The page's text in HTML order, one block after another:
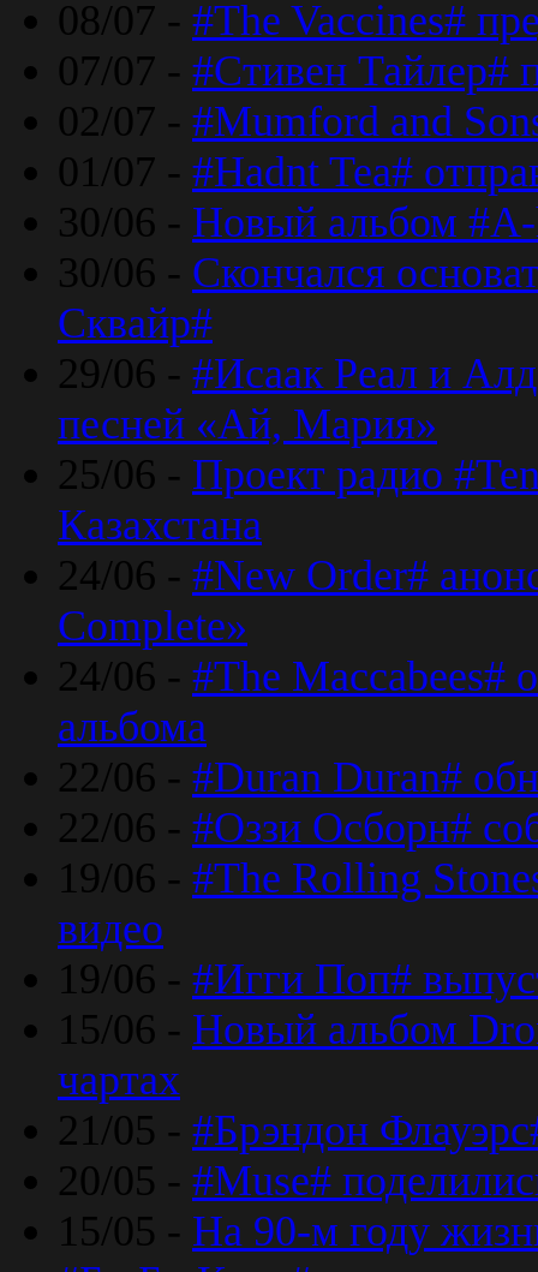
08/07 - #The Vaccines#
07/07 - #Стивен Тайлер#
02/07 - #Mumford and
01/07 - #Hadnt Tea#
30/06 - Новый альбом #A-
30/06 - Скончался
Сквайр#
29/06 - #Исаак Реал и
песней «Ай, Мария»
25/06 - Проект радио
Казахстана
24/06 - #New Order#
Complete»
24/06 - #The Maccabees#
альбома
22/06 - #Duran Duran#
22/06 - #Оззи Осборн#
19/06 - #The Rolling
видео
19/06 - #Игги Поп#
15/06 - Новый альбом
чартах
21/05 - #Брэндон
20/05 - #Muse#
15/05 - На 90-м году